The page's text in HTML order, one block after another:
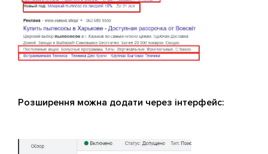
Розширення можна додати через інтерфейс: